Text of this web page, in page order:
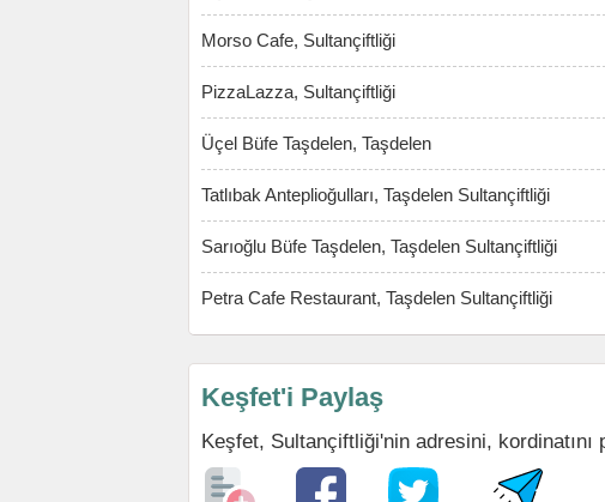
Morso Cafe, Sultançiftliği
PizzaLazza, Sultançiftliği
Üçel Büfe Taşdelen, Taşdelen
Tatlıbak Anteplioğulları, Taşdelen Sultançiftliği
Sarıoğlu Büfe Taşdelen, Taşdelen Sultançiftliği
Petra Cafe Restaurant, Taşdelen Sultançiftliği
Keşfet'i Paylaş
Keşfet, Sultançiftliği'nin adresini, kordinatını